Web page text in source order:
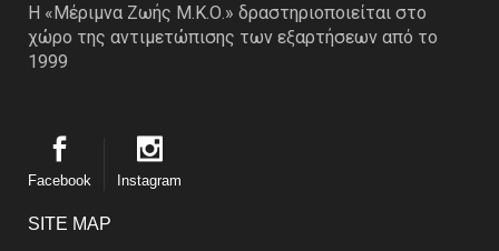
Η «Μέριμνα Ζωής Μ.Κ.Ο.» δραστηριοποιείται στο
χώρο της αντιμετώπισης των εξαρτήσεων από το
1999
Facebook Instagram
SITE MAP